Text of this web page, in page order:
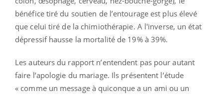
bénéfice tiré du soutien de l’entourage est plus élevé
que celui tiré de la chimiothérapie. A l'inverse, un état
dépressif hausse la mortalité de 19% à 39%.
Les auteurs du rapport n’entendent pas pour autant
faire l’apologie du mariage. Ils présentent l’étude
« comme un message à quiconque a un ami ou un